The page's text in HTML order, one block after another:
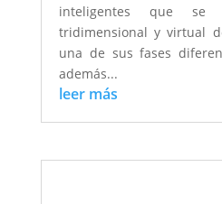
inteligentes que
tridimensional y virtual
una de sus fases
además...
leer más